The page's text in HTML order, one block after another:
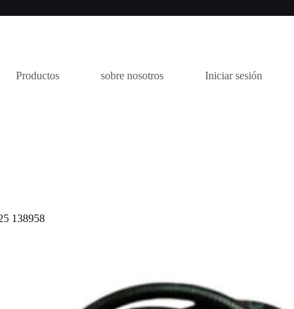
Productos sobre nosotros Iniciar sesión
138958